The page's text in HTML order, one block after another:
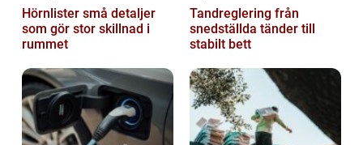
Hörnlister små detaljer
som gör stor skillnad i
rummet
Tandreglering från
snedställda tänder till
stabilt bett